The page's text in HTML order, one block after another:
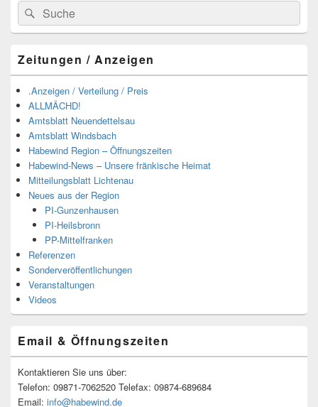
Suchen
nach:
Suchen
Zeitungen / Anzeigen
.Anzeigen / Verteilung / Preis
ALLMÄCHD!
Amtsblatt Neuendettelsau
Amtsblatt Windsbach
Habewind Region – Öffnungszeiten
Habewind-News – Unsere fränkische Heimat
Mitteilungsblatt Lichtenau
Neues aus der Region
PI-Gunzenhausen
PI-Heilsbronn
PP-Mittelfranken
Referenzen
Sonderveröffentlichungen
Veranstaltungen
Videos
Email & Öffnungszeiten
Kontaktieren Sie uns über:
Telefon: 09871-7062520 Telefax: 09874-689684
Email: info@habewind.de